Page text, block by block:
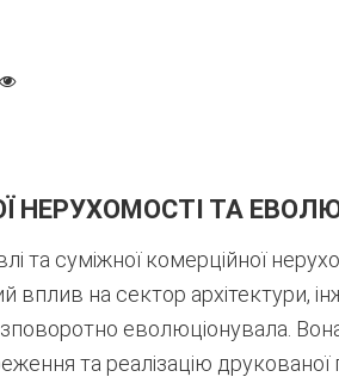
НЕРУХОМОСТІ ТА
та суміжної комерційної
на сектор архітектури,
еволюціонувала.
та реалізацію друкованої